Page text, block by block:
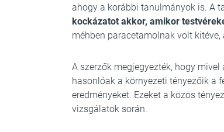
ahogy a korábbi tanulmányok is. A
kockázatot akkor, amikor
méhben paracetamolnak volt
A szerzők megjegyezték, hogy
hasonlóak a környezeti tényezőik a
eredményeket. Ezeket a közös
vizsgálatok során.